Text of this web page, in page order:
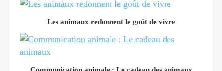
Les animaux redonnent le goût de vivre
Communication animale : Le cadeau des animaux